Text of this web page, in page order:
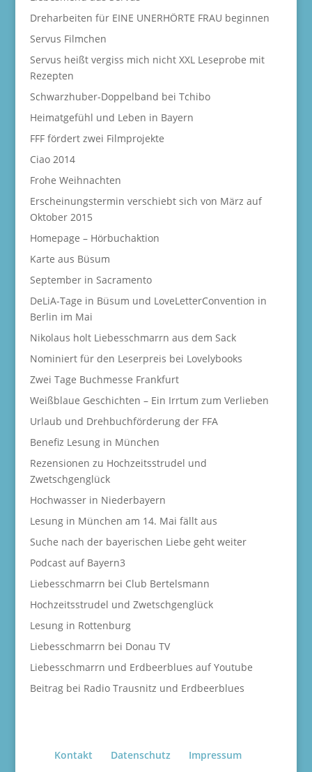
Dreharbeiten für EINE UNERHÖRTE FRAU beginnen
Servus Filmchen
Servus heißt vergiss mich nicht XXL Leseprobe mit
Rezepten
Schwarzhuber-Doppelband bei Tchibo
Heimatgefühl und Leben in Bayern
FFF fördert zwei Filmprojekte
Ciao 2014
Frohe Weihnachten
Erscheinungstermin verschiebt sich von März auf
Oktober 2015
Homepage – Hörbuchaktion
Karte aus Büsum
September in Sacramento
DeLiA-Tage in Büsum und LoveLetterConvention in
Berlin im Mai
Nikolaus holt Liebesschmarrn aus dem Sack
Nominiert für den Leserpreis bei Lovelybooks
Zwei Tage Buchmesse Frankfurt
Weißblaue Geschichten – Ein Irrtum zum Verlieben
Urlaub und Drehbuchförderung der FFA
Benefiz Lesung in München
Rezensionen zu Hochzeitsstrudel und
Zwetschgenglück
Hochwasser in Niederbayern
Lesung in München am 14. Mai fällt aus
Suche nach der bayerischen Liebe geht weiter
Podcast auf Bayern3
Liebesschmarrn bei Club Bertelsmann
Hochzeitsstrudel und Zwetschgenglück
Lesung in Rottenburg
Liebesschmarrn bei Donau TV
Liebesschmarrn und Erdbeerblues auf Youtube
Beitrag bei Radio Trausnitz und Erdbeerblues
Kontakt Datenschutz Impressum